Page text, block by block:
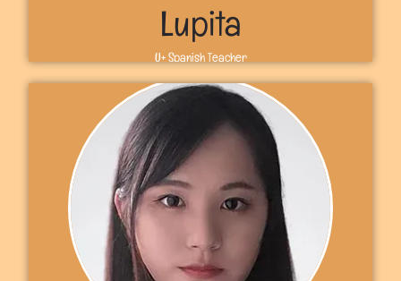
Lupita
U+ Spanish Teacher
Sobre mí
¡Hola! Bienvenidos a U+. Soy la maestra Lupita. Soy de
México pero actualmente vivo en Ottawa, Canadá. Soy
abogada de formación pero me convertí en maestra de
jardín de infantes porque me gustaba mucho enseñar
español. No puedo esperar a tenerte con nosotros en U+.
Nos vemos en U+, Lupita